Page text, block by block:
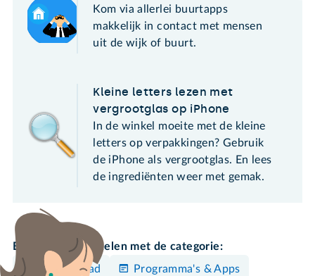
Kom via allerlei buurtapps
makkelijk in contact met mensen
uit de wijk of buurt.
Kleine letters lezen met
vergrootglas op iPhone
In de winkel moeite met de kleine
letters op verpakkingen? Gebruik
de iPhone als vergrootglas. En lees
de ingrediënten weer met gemak.
Bekijk meer artikelen met de categorie:
iPhone/iPad
Programma's & Apps